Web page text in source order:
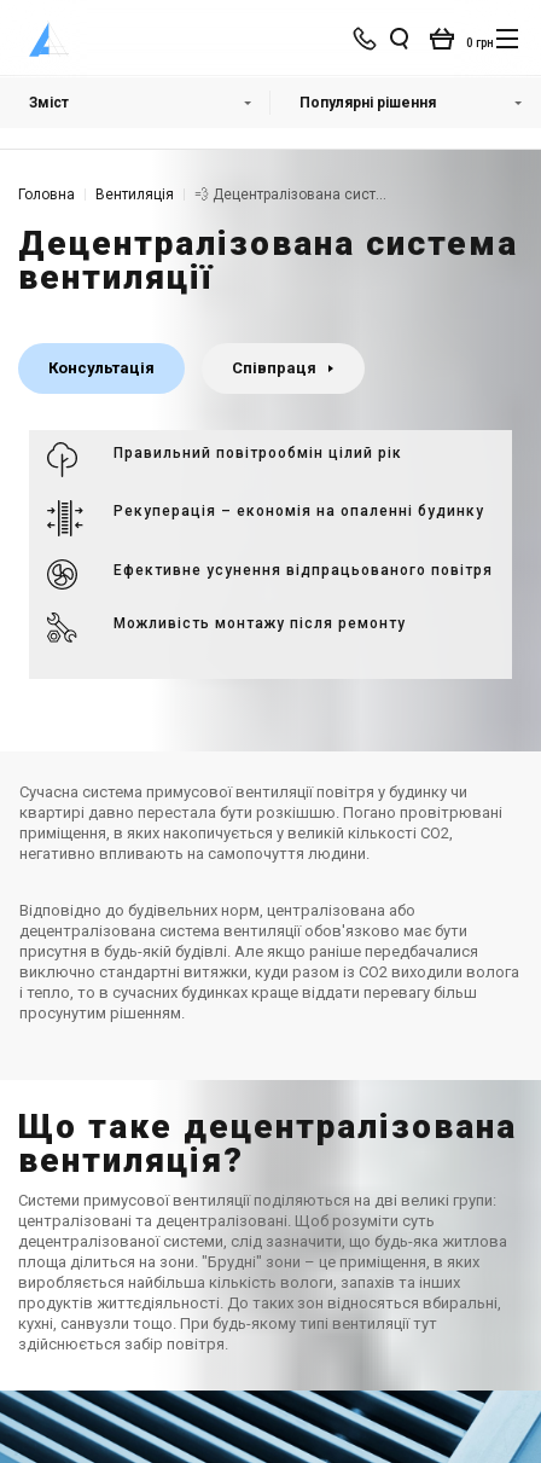
0 грн
Популярні рішення
Головна Вентиляція 💨 Децентралізована система вентиляції
Децентралізована система
вентиляції
Консультація Співпраця
Правильний повітрообмін цілий рік
Рекуперація – економія на опаленні будинку
Ефективне усунення відпрацьованого повітря
Можливість монтажу після ремонту
Зміст Популярні рішення
Сучасна система примусової вентиляції повітря у будинку чи
квартирі давно перестала бути розкішшю. Погано провітрювані
приміщення, в яких накопичується у великій кількості CO2,
негативно впливають на самопочуття людини.
Відповідно до будівельних норм, централізована або
децентралізована система вентиляції обов'язково має бути
присутня в будь-якій будівлі. Але якщо раніше передбачалися
виключно стандартні витяжки, куди разом із CO2 виходили волога
і тепло, то в сучасних будинках краще віддати перевагу більш
просунутим рішенням.
Що таке децентралізована
вентиляція?
Системи примусової вентиляції поділяються на дві великі групи:
централізовані та децентралізовані. Щоб розуміти суть
децентралізованої системи, слід зазначити, що будь-яка житлова
площа ділиться на зони. "Брудні" зони – це приміщення, в яких
виробляється найбільша кількість вологи, запахів та інших
продуктів життєдіяльності. До таких зон відносяться вбиральні,
кухні, санвузли тощо. При будь-якому типі вентиляції тут
здійснюється забір повітря.